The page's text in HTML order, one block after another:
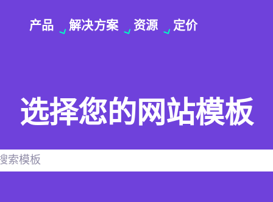
产品 解决方案 资源 定价
选择您的网站模板